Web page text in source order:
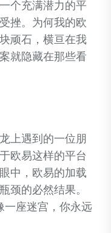
个充满潜力的平
挫。为何我的欧
顽石，横亘在我
就隐藏在那些看
上遇到的一位朋
欧易这样的平台
中，欧易的加载
颈的必然结果。
一座迷宫，你永远